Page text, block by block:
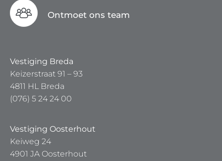
Ontmoet ons team
Vestiging Breda
Keizerstraat 91 – 93
4811 HL Breda
(076) 5 24 24 00
Vestiging Oosterhout
Keiweg 24
4901 JA Oosterhout